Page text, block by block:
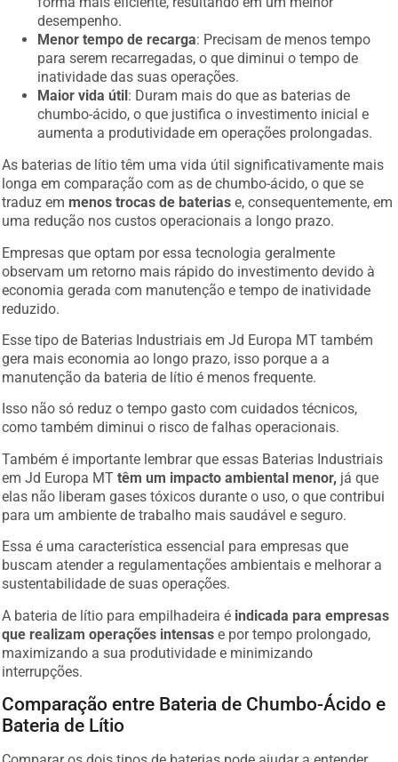
desempenho.
Menor tempo de recarga: Precisam de menos tempo
para serem recarregadas, o que diminui o tempo de
inatividade das suas operações.
Maior vida útil: Duram mais do que as baterias de
chumbo-ácido, o que justifica o investimento inicial e
aumenta a produtividade em operações prolongadas.
As baterias de lítio têm uma vida útil significativamente mais
longa em comparação com as de chumbo-ácido, o que se
traduz em menos trocas de baterias e, consequentemente, em
uma redução nos custos operacionais a longo prazo.
Empresas que optam por essa tecnologia geralmente
observam um retorno mais rápido do investimento devido à
economia gerada com manutenção e tempo de inatividade
reduzido.
Esse tipo de Baterias Industriais em Jd Europa MT também
gera mais economia ao longo prazo, isso porque a a
manutenção da bateria de lítio é menos frequente.
Isso não só reduz o tempo gasto com cuidados técnicos,
como também diminui o risco de falhas operacionais.
Também é importante lembrar que essas Baterias Industriais
em Jd Europa MTtêm um impacto ambiental menor, já que
elas não liberam gases tóxicos durante o uso, o que contribui
para um ambiente de trabalho mais saudável e seguro.
Essa é uma característica essencial para empresas que
buscam atender a regulamentações ambientais e melhorar a
sustentabilidade de suas operações.
A bateria de lítio para empilhadeira é indicada para empresas
que realizam operações intensas e por tempo prolongado,
maximizando a sua produtividade e minimizando
interrupções.
Comparação entre Bateria de Chumbo-Ácido e
Bateria de Lítio
Comparar os dois tipos de baterias pode ajudar a entender